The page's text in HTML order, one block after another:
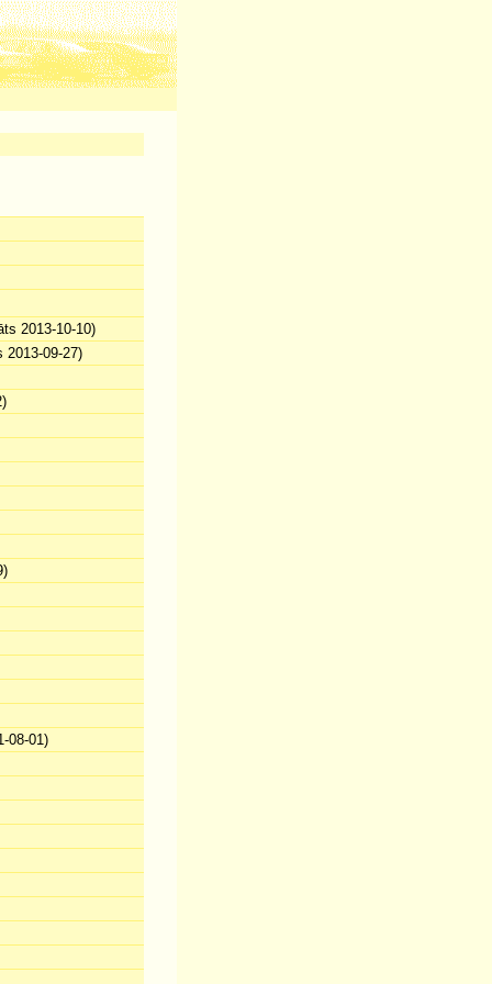
2013-10-10)
09-27)
08-01)